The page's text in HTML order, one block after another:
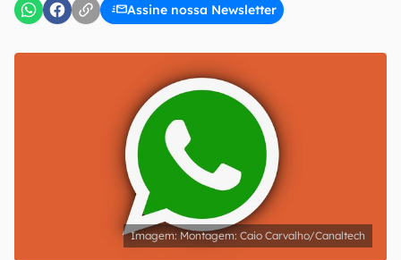
Assine nossa Newsletter
Montagem: Caio Carvalho/Canaltech